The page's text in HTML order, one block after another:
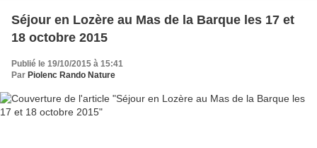
Séjour en Lozère au Mas de la Barque les 17 et
18 octobre 2015
Publié le 19/10/2015 à 15:41
Par Piolenc Rando Nature